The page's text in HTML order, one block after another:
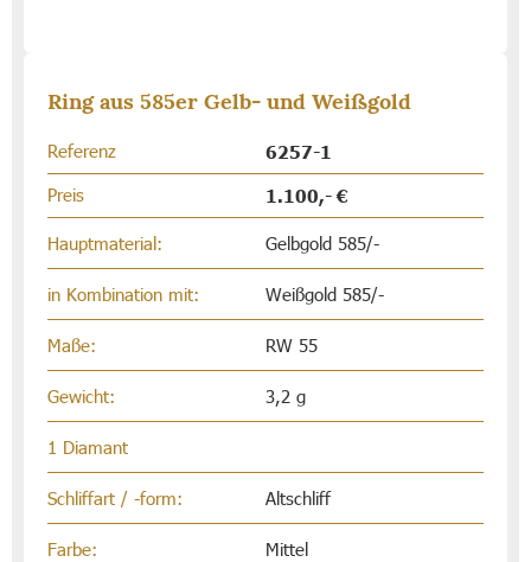
Ring aus 585er Gelb- und Weißgold
Referenz 6257-1
Preis 1.100,- €
Hauptmaterial: Gelbgold 585/-
in Kombination mit: Weißgold 585/-
Maße: RW 55
Gewicht: 3,2 g
1 Diamant
Schliffart / -form: Altschliff
Farbe: Mittel